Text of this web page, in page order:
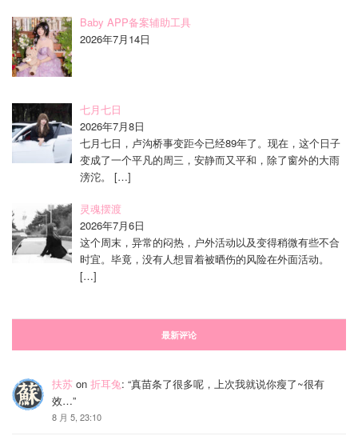
Baby APP备案辅助工具
2026年7月14日
七月七日
2026年7月8日
七月七日，卢沟桥事变距今已经89年了。现在，这个日子
变成了一个平凡的周三，安静而又平和，除了窗外的大雨
滂沱。
[…]
灵魂摆渡
2026年7月6日
这个周末，异常的闷热，户外活动以及变得稍微有些不合
时宜。毕竟，没有人想冒着被晒伤的风险在外面活动。
[…]
最新评论
扶苏 on 折耳兔: “真苗条了很多呢，上次我就说你瘦了~很有
效…”
8 月 5, 23:10